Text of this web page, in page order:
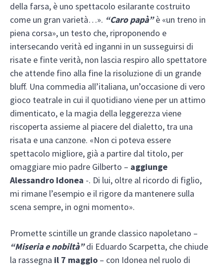
della farsa, è uno spettacolo esilarante costruito
come un gran varietà…». “Caro papà”è «un treno in
piena corsa», un testo che, riproponendo e
intersecando verità ed inganni in un susseguirsi di
risate e finte verità, non lascia respiro allo spettatore
che attende fino alla fine la risoluzione di un grande
bluff. Una commedia all’italiana, un’occasione di vero
gioco teatrale in cui il quotidiano viene per un attimo
dimenticato, e la magia della leggerezza viene
riscoperta assieme al piacere del dialetto, tra una
risata e una canzone. «Non ci poteva essere
spettacolo migliore, già a partire dal titolo, per
omaggiare mio padre Gilberto – aggiunge
Alessandro Idonea -. Di lui, oltre al ricordo di figlio,
mi rimane l’esempio e il rigore da mantenere sulla
scena sempre, in ogni momento».
Promette scintille un grande classico napoletano –
“Miseria e nobiltà”di Eduardo Scarpetta, che chiude
la rassegna il 7 maggio – con Idonea nel ruolo di